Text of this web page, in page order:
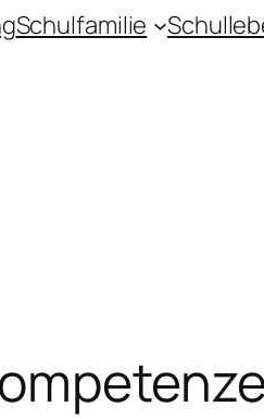
Schulfamilie